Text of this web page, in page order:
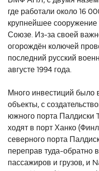
где работали около 16
крупнейшее сооружение
Союзе. Из-за своей
огорождён колючей
последний русский
августе 1994 года.
Много инвестиций было
объекты, с
южного порта Палдиски
ходят в порт Ханко
северного порта
переправ туда-обратно
пассажиров и грузов, и